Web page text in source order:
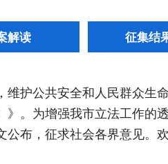
解读 征集结
护公共安全和人民群众生
。为增强我市立法工作的
布，征求社会各界意见。